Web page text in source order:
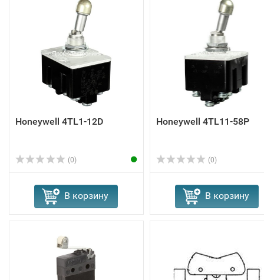
Honeywell 4TL1-12D
(0)
В корзину
Honeywell 4TL11-58P
(0)
В корзину